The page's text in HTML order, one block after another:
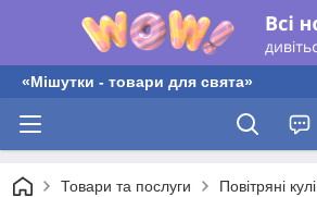
«Мішутки - товари для свята»
Товари та послуги Повітряні кулі